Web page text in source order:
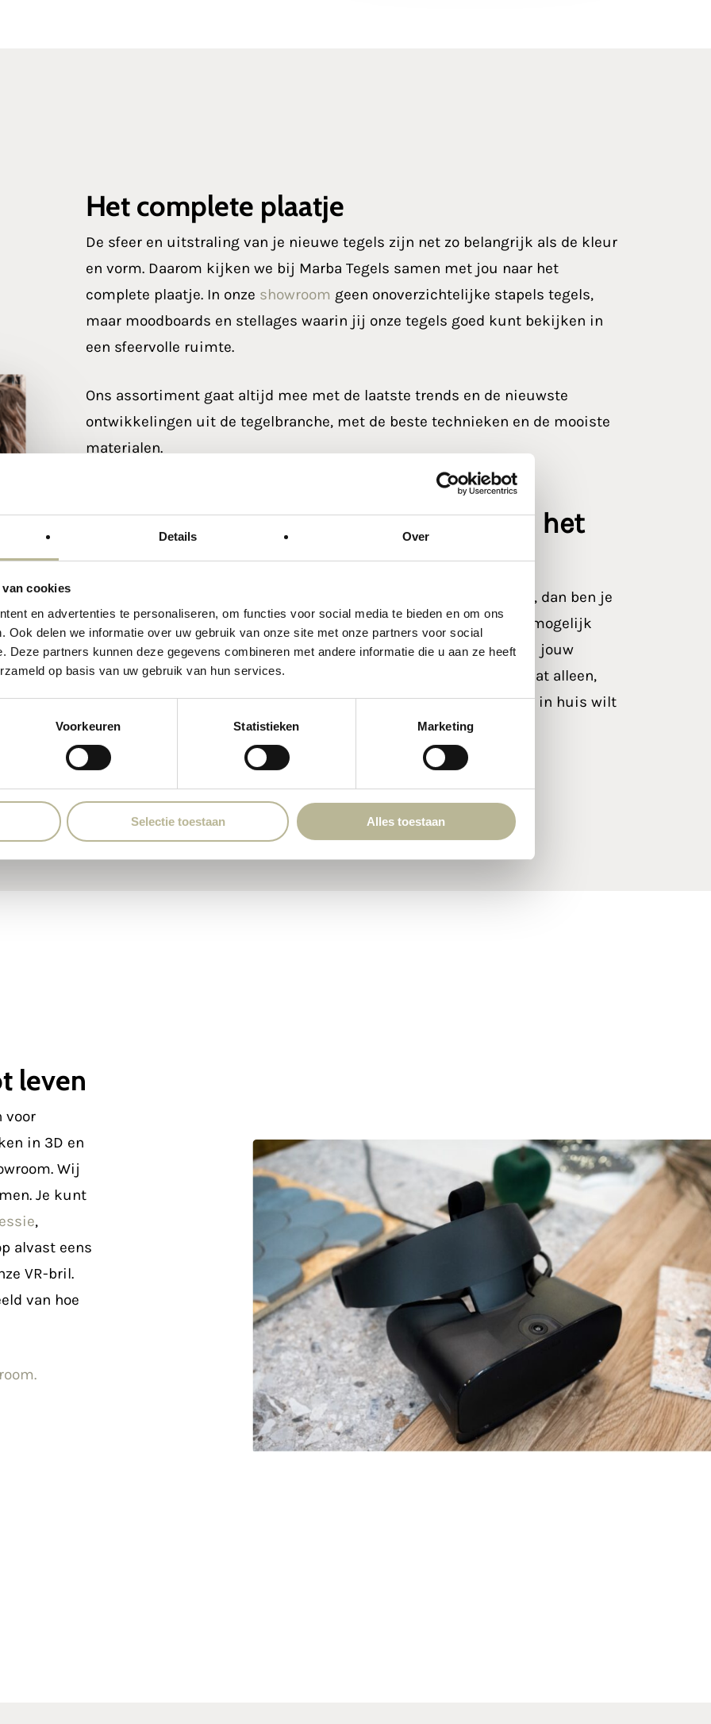
Details Over
cookies
en advertenties te personaliseren, om functies voor social media te bieden en om ons
Ook delen we informatie over uw gebruik van onze site met onze partners voor social
Deze partners kunnen deze gegevens combineren met andere informatie die u aan ze heeft
op basis van uw gebruik van hun services.
Voorkeuren Statistieken Marketing
Selectie toestaan Alles toestaan
Het complete plaatje
De sfeer en uitstraling van je nieuwe tegels zijn net zo belangrijk als de kleur
en vorm. Daarom kijken we bij Marba Tegels samen met jou naar het
complete plaatje. In onze showroom geen onoverzichtelijke stapels tegels,
maar moodboards en stellages waarin jij onze tegels goed kunt bekijken in
een sfeervolle ruimte.
Ons assortiment gaat altijd mee met de laatste trends en de nieuwste
ontwikkelingen uit de tegelbranche, met de beste technieken en de mooiste
materialen.
Eentegelzaak bij Helmondwaar jij het
verschil ervaart
Als jij een tegelzaak bij Helmond zoekt die echt met je meedenkt, dan ben je
bij Marba Tegels op de juiste plek. Hier draait het niet om zoveel mogelijk
tegels laten zien, maar om samen te kijken naar wat het beste bij jouw
woonstijl past. Jij krijgt advies dat verder gaat dan kleur of formaat alleen,
zodat de tegels die je kiest ook echt aansluiten bij de sfeer die jij in huis wilt
creëren.
leven
voor
in 3D en
Wij
Je kunt
,
alvast eens
VR-bril.
van hoe